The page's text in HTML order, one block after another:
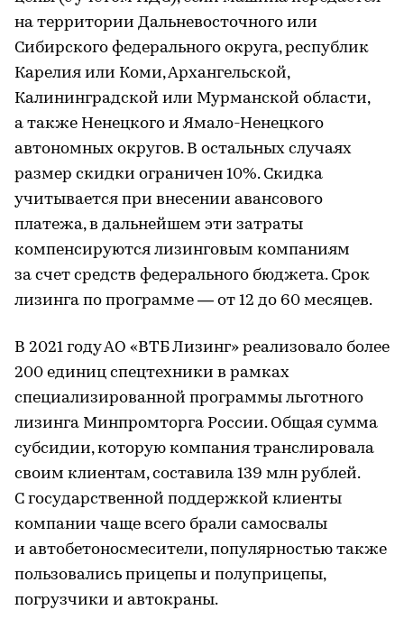
на территории Дальневосточного или
Сибирского федерального округа, республик
Карелия или Коми, Архангельской,
Калининградской или Мурманской области,
а также Ненецкого и Ямало-Ненецкого
автономных округов. В остальных случаях
размер скидки ограничен 10%. Скидка
учитывается при внесении авансового
платежа, в дальнейшем эти затраты
компенсируются лизинговым компаниям
за счет средств федерального бюджета. Срок
лизинга по программе — от 12 до 60 месяцев.
В 2021 году АО «ВТБ Лизинг» реализовало более
200 единиц спецтехники в рамках
специализированной программы льготного
лизинга Минпромторга России. Общая сумма
субсидии, которую компания транслировала
своим клиентам, составила 139 млн рублей.
С государственной поддержкой клиенты
компании чаще всего брали самосвалы
и автобетоносмесители, популярностью также
пользовались прицепы и полуприцепы,
погрузчики и автокраны.